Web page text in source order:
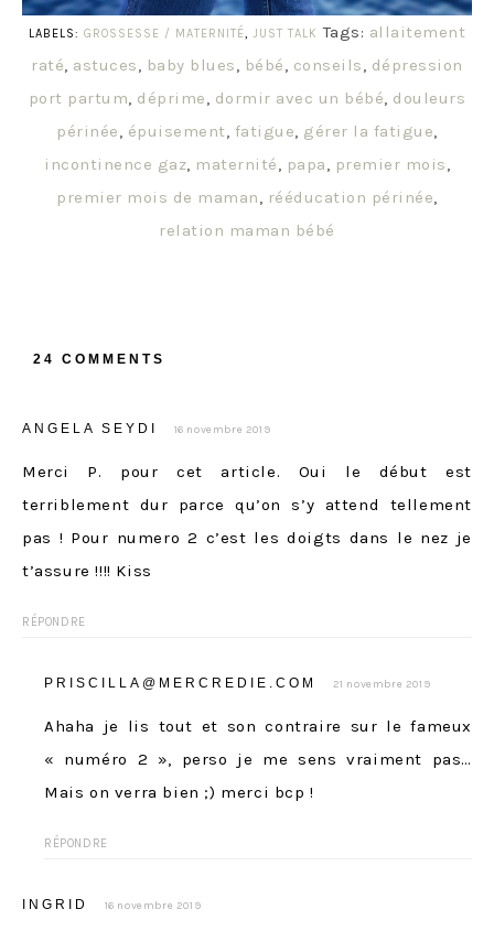
LABELS: GROSSESSE / MATERNITÉ, JUST TALK Tags: allaitement
raté, astuces, baby blues, bébé, conseils, dépression
port partum, déprime, dormir avec un bébé, douleurs
périnée, épuisement, fatigue, gérer la fatigue,
incontinence gaz, maternité, papa, premier mois,
premier mois de maman, rééducation périnée,
relation maman bébé
24 COMMENTS
ANGELA SEYDI 16 novembre 2019
Merci P. pour cet article. Oui le début est
terriblement dur parce qu’on s’y attend tellement
pas ! Pour numero 2 c’est les doigts dans le nez je
t’assure !!!! Kiss
RÉPONDRE
PRISCILLA@MERCREDIE.COM 21 novembre 2019
Ahaha je lis tout et son contraire sur le fameux
« numéro 2 », perso je me sens vraiment pas…
Mais on verra bien ;) merci bcp !
RÉPONDRE
INGRID 16 novembre 2019